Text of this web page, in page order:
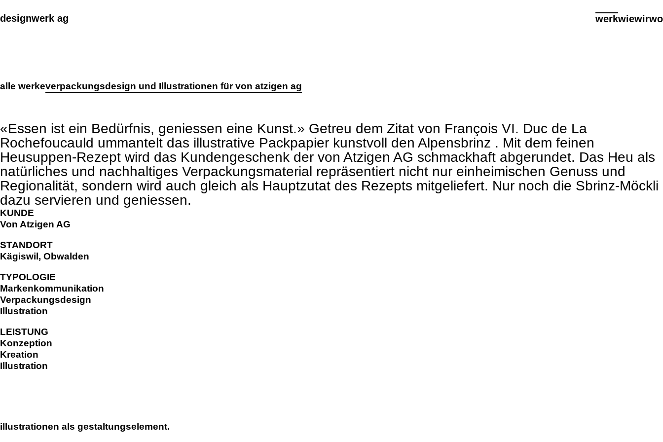
designwerk ag werkwiewirwo
makenidentität für PIER SÜD
social media konzept für PIER SÜD
standkonzept iheimisch 2026 für elektro furrer ag
makenidentität für elektro furrer ag
markenidentität für growcare
bewegungs- und begegnungsführer für den kanton obwalden
kampagne «wimmelbilder» für amrhein optik
magazin echo für die gemeinde emmetten
verpackungsdesign für von atzigen ag
markenidentität für den kanton obwalden
markenidenität für z'graggen distillerie
website für raiffeisen volleya obwalden
workbook für lungenliga zentralschweiz
markenidenität für brunos salatsaucen
markenidentität für idea verde
pro senectute obwalden 100-jahr-puplikation
alle werkeverpackungsdesign und Illustrationen für von atzigen ag
«Essen ist ein Bedürfnis, geniessen eine Kunst.» Getreu dem Zitat von François VI. Duc de La
Rochefoucauld ummantelt das illustrative Packpapier kunstvoll den Alpensbrinz . Mit dem feinen
Heusuppen-Rezept wird das Kundengeschenk der von Atzigen AG schmackhaft abgerundet. Das Heu als
natürliches und nachhaltiges Verpackungsmaterial repräsentiert nicht nur einheimischen Genuss und
Regionalität, sondern wird auch gleich als Hauptzutat des Rezepts mitgeliefert. Nur noch die Sbrinz-Möckli
dazu servieren und geniessen.
KUNDE
Von Atzigen AG
STANDORT
Kägiswil, Obwalden
TYPOLOGIE
Markenkommunikation
Verpackungsdesign
Illustration
LEISTUNG
Konzeption
Kreation
Illustration
illustrationen als gestaltungselement.